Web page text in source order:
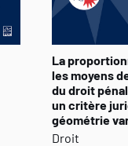
La
les moyens
du droit
un critère
géométrie
Droit